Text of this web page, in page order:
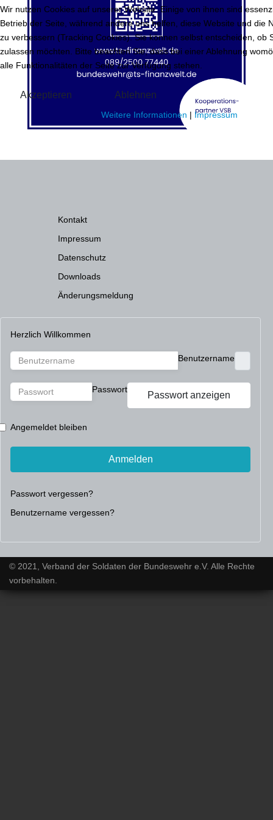
Kontakt
Impressum
Datenschutz
Downloads
Änderungsmeldung
Herzlich Willkommen
Benutzername
Passwort
Passwort anzeigen
Angemeldet bleiben
Anmelden
Passwort vergessen?
Benutzername vergessen?
© 2021, Verband der Soldaten der Bundeswehr e.V. Alle Rechte
vorbehalten.
Wir nutzen Cookies auf unserer Website. Einige von ihnen sind
Betrieb der Seite, während andere uns helfen, diese Website und die
zu verbessern (Tracking Cookies). Sie können selbst entscheiden, ob
zulassen möchten. Bitte beachten Sie, dass bei einer Ablehnung
alle Funktionalitäten der Seite zur Verfügung stehen.
Akzeptieren Ablehnen
Weitere Informationen | Impressum